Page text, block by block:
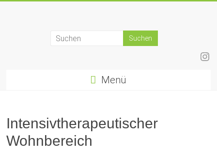
Menü
Intensivtherapeutischer
Wohnbereich